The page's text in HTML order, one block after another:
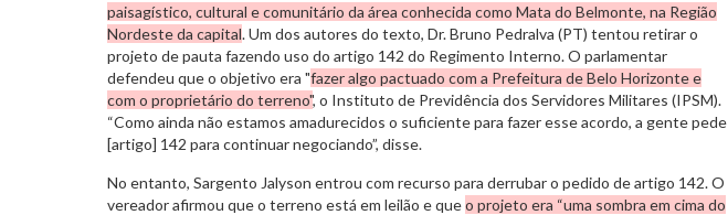
paisagístico, cultural e comunitário da área conhecida como Mata do Belmonte, na Região
Nordeste da capital. Um dos autores do texto, Dr. Bruno Pedralva (PT) tentou retirar o
projeto de pauta fazendo uso do artigo 142 do Regimento Interno. O parlamentar
defendeu que o objetivo era "fazer algo pactuado com a Prefeitura de Belo Horizonte e
com o proprietário do terreno", o Instituto de Previdência dos Servidores Militares (IPSM).
“Como ainda não estamos amadurecidos o suficiente para fazer esse acordo, a gente pede
[artigo] 142 para continuar negociando”, disse.
No entanto, Sargento Jalyson entrou com recurso para derrubar o pedido de artigo 142. O
vereador afirmou que o terreno está em leilão e queo projeto era “uma sombra em cima do